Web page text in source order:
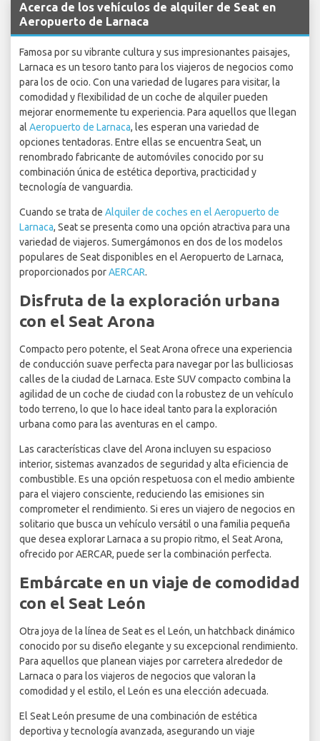
Acerca de los vehículos de alquiler de Seat en
Aeropuerto de Larnaca
Famosa por su vibrante cultura y sus impresionantes paisajes,
Larnaca es un tesoro tanto para los viajeros de negocios como
para los de ocio. Con una variedad de lugares para visitar, la
comodidad y flexibilidad de un coche de alquiler pueden
mejorar enormemente tu experiencia. Para aquellos que llegan
al Aeropuerto de Larnaca, les esperan una variedad de
opciones tentadoras. Entre ellas se encuentra Seat, un
renombrado fabricante de automóviles conocido por su
combinación única de estética deportiva, practicidad y
tecnología de vanguardia.
Cuando se trata de Alquiler de coches en el Aeropuerto de
Larnaca, Seat se presenta como una opción atractiva para una
variedad de viajeros. Sumergámonos en dos de los modelos
populares de Seat disponibles en el Aeropuerto de Larnaca,
proporcionados porAERCAR.
Disfruta de la exploración urbana
con el Seat Arona
Compacto pero potente, el Seat Arona ofrece una experiencia
de conducción suave perfecta para navegar por las bulliciosas
calles de la ciudad de Larnaca. Este SUV compacto combina la
agilidad de un coche de ciudad con la robustez de un vehículo
todo terreno, lo que lo hace ideal tanto para la exploración
urbana como para las aventuras en el campo.
Las características clave del Arona incluyen su espacioso
interior, sistemas avanzados de seguridad y alta eficiencia de
combustible. Es una opción respetuosa con el medio ambiente
para el viajero consciente, reduciendo las emisiones sin
comprometer el rendimiento. Si eres un viajero de negocios en
solitario que busca un vehículo versátil o una familia pequeña
que desea explorar Larnaca a su propio ritmo, el Seat Arona,
ofrecido por AERCAR, puede ser la combinación perfecta.
Embárcate en un viaje de comodidad
con el Seat León
Otra joya de la línea de Seat es el León, un hatchback dinámico
conocido por su diseño elegante y su excepcional rendimiento.
Para aquellos que planean viajes por carretera alrededor de
Larnaca o para los viajeros de negocios que valoran la
comodidad y el estilo, el León es una elección adecuada.
El Seat León presume de una combinación de estética
deportiva y tecnología avanzada, asegurando un viaje